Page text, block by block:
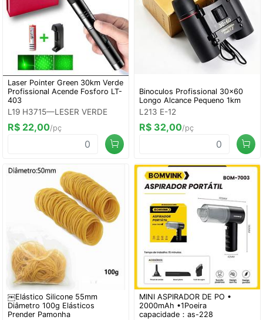
Laser Pointer Green 30km Verde
Profissional Acende Fosforo LT-
403
L19 H3715—LESER VERDE
R$ 22,00/pç
Binoculos Profissional 30x60
Longo Alcance Pequeno 1km
L213 E-12
R$ 32,00/pç
￼Elástico Silicone 55mm
Diâmetro 100g Elásticos
Prender Pamonha
MINI ASPIRADOR DE PO •
2000mAh •1Poeira
capacidade：as-228